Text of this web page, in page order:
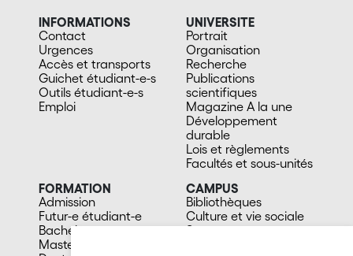
INFORMATIONS
Contact
Urgences
Accès et transports
Guichet étudiant-e-s
Outils étudiant-e-s
Emploi
UNIVERSITE
Portrait
Organisation
Recherche
Publications
scientifiques
Magazine A la une
Développement
durable
Lois et règlements
Facultés et sous-unités
FORMATION
Admission
Futur-e étudiant-e
Bachelors
Masters
CAMPUS
Bibliothèques
Culture et vie sociale
Sports